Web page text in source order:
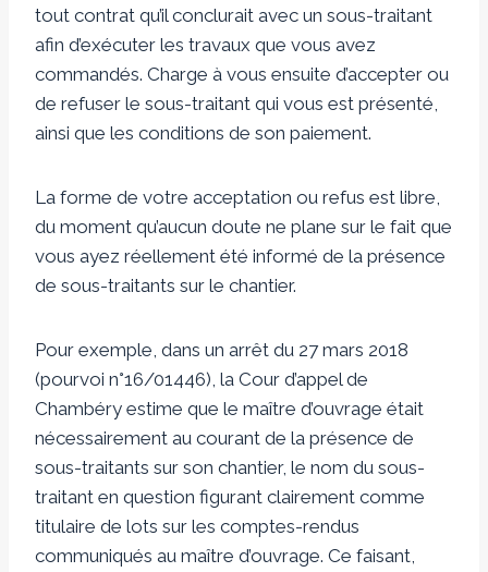
tout contrat qu’il conclurait avec un sous-traitant
afin d’exécuter les travaux que vous avez
commandés. Charge à vous ensuite d’accepter ou
de refuser le sous-traitant qui vous est présenté,
ainsi que les conditions de son paiement.
La forme de votre acceptation ou refus est libre,
du moment qu’aucun doute ne plane sur le fait que
vous ayez réellement été informé de la présence
de sous-traitants sur le chantier.
Pour exemple, dans un arrêt du 27 mars 2018
(pourvoi n°16/01446), la Cour d’appel de
Chambéry estime que le maître d’ouvrage était
nécessairement au courant de la présence de
sous-traitants sur son chantier, le nom du sous-
traitant en question figurant clairement comme
titulaire de lots sur les comptes-rendus
communiqués au maître d’ouvrage. Ce faisant,